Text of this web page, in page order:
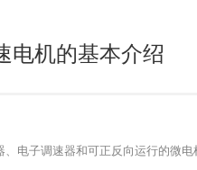
电机的基本介绍
电子调速器和可正反向运行的微